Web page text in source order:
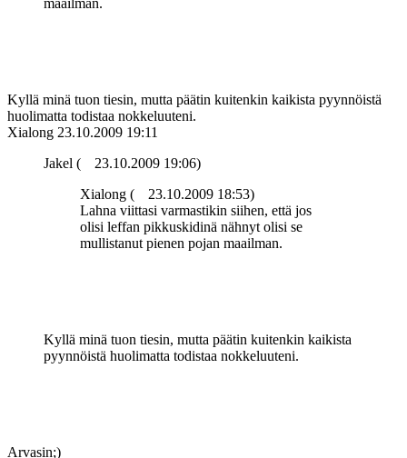
maailman.
Kyllä minä tuon tiesin, mutta päätin kuitenkin kaikista pyynnöistä
huolimatta todistaa nokkeluuteni.
Xialong 23.10.2009 19:11
Jakel (
23.10.2009 19:06)
Xialong (
23.10.2009 18:53)
Lahna viittasi varmastikin siihen, että jos
olisi leffan pikkuskidinä nähnyt olisi se
mullistanut pienen pojan maailman.
Kyllä minä tuon tiesin, mutta päätin kuitenkin kaikista
pyynnöistä huolimatta todistaa nokkeluuteni.
Arvasin;)